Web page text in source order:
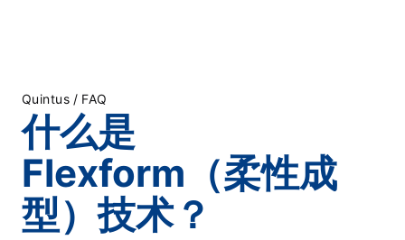
Quintus / FAQ
什么是
Flexform（柔性成
型）技术？